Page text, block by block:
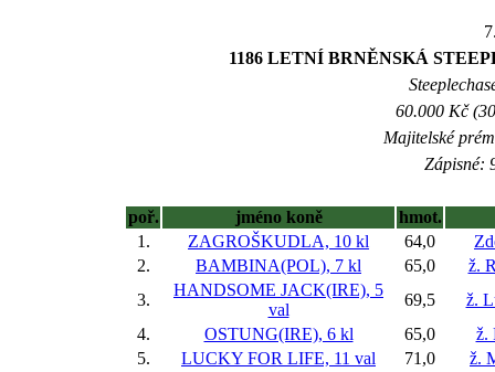
1186 LETNÍ BRNĚNSKÁ
60.000 Kč
Majitelské
Zápisné:
poř. jméno koně
hmot.
1.
ZAGROŠKUDLA, 10 kl 64,0
2.
BAMBINA(POL), 7 kl 65,0
ž.
3.
HANDSOME JACK(IRE), 5
val
69,5
ž.
4.
OSTUNG(IRE), 6 kl 65,0
ž.
5.
LUCKY FOR LIFE, 11 val 71,0
ž.